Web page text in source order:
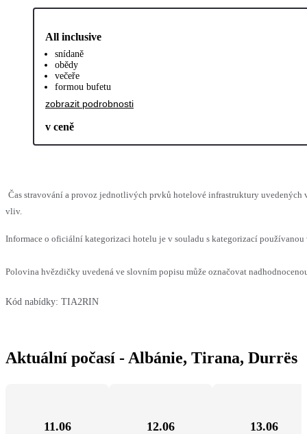
All inclusive
snídaně
obědy
večeře
formou bufetu
zobrazit podrobnosti
v ceně
Čas stravování a provoz jednotlivých prvků hotelové infrastruktury uvedených
vliv.
Informace o oficiální kategorizaci hotelu je v souladu s kategorizací
Polovina hvězdičky uvedená ve slovním popisu může označovat
Kód nabídky: TIA2RIN
Aktuální počasí - Albánie, Tirana, Durrës
11.06 12.06 13.06